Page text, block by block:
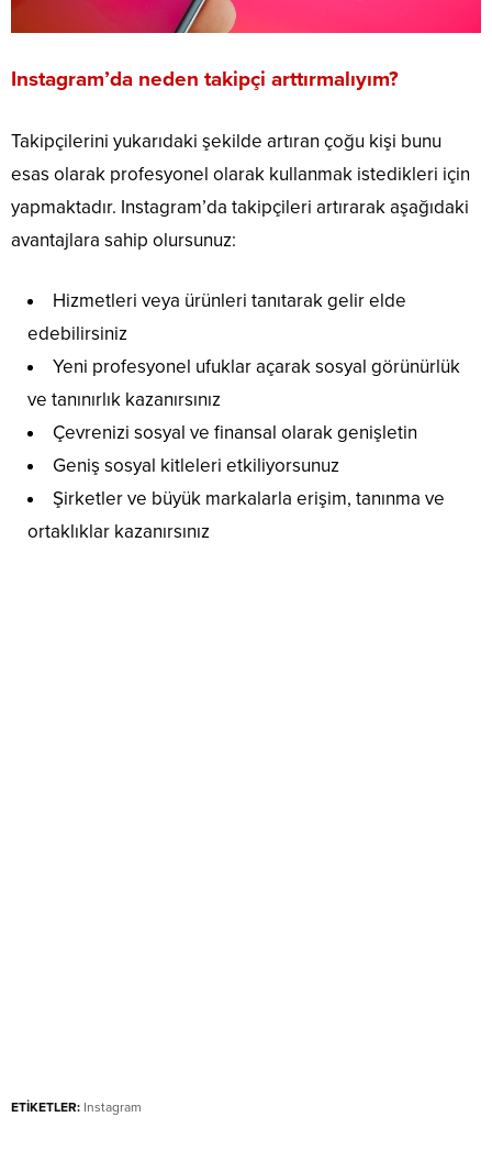
Instagram’da neden takipçi arttırmalıyım?
Takipçilerini yukarıdaki şekilde artıran çoğu kişi bunu
esas olarak profesyonel olarak kullanmak istedikleri için
yapmaktadır. Instagram’da takipçileri artırarak aşağıdaki
avantajlara sahip olursunuz:
Hizmetleri veya ürünleri tanıtarak gelir elde
edebilirsiniz
Yeni profesyonel ufuklar açarak sosyal görünürlük
ve tanınırlık kazanırsınız
Çevrenizi sosyal ve finansal olarak genişletin
Geniş sosyal kitleleri etkiliyorsunuz
Şirketler ve büyük markalarla erişim, tanınma ve
ortaklıklar kazanırsınız
ETİKETLER: Instagram